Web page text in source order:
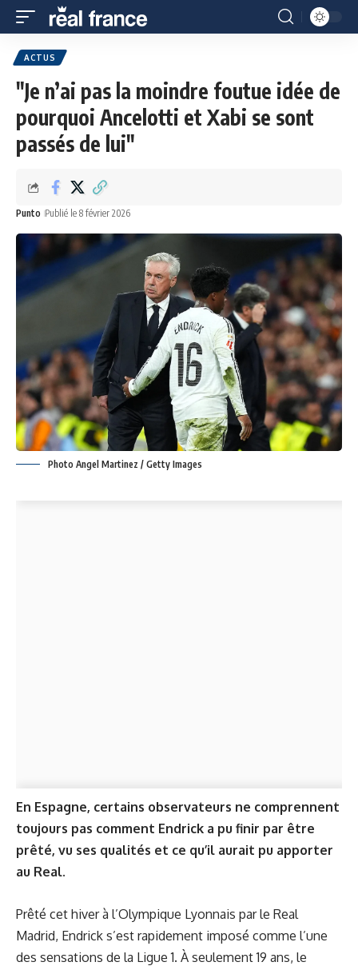
ACTUS
"Je n’ai pas la moindre foutue idée de
pourquoi Ancelotti et Xabi se sont
passés de lui"
Punto Publié le 8 février 2026
Photo Angel Martinez / Getty Images
En Espagne, certains observateurs ne comprennent
toujours pas comment Endrick a pu finir par être
prêté, vu ses qualités et ce qu’il aurait pu apporter
au Real.
Prêté cet hiver à l’Olympique Lyonnais par le Real
Madrid, Endrick s’est rapidement imposé comme l’une
des sensations de la Ligue 1. À seulement 19 ans, le